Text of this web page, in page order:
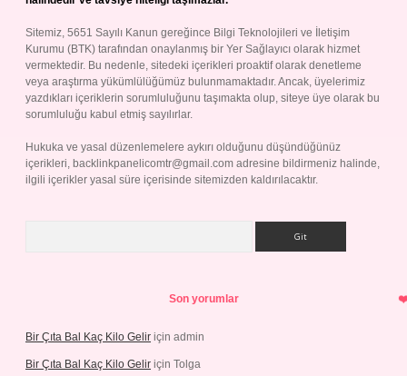
Sitemiz, 5651 Sayılı Kanun gereğince Bilgi Teknolojileri ve İletişim
Kurumu (BTK) tarafından onaylanmış bir Yer Sağlayıcı olarak hizmet
vermektedir. Bu nedenle, sitedeki içerikleri proaktif olarak denetleme
veya araştırma yükümlülüğümüz bulunmamaktadır. Ancak, üyelerimiz
yazdıkları içeriklerin sorumluluğunu taşımakta olup, siteye üye olarak bu
sorumluluğu kabul etmiş sayılırlar.
Hukuka ve yasal düzenlemelere aykırı olduğunu düşündüğünüz
içerikleri, backlinkpanelicomtr@gmail.com adresine bildirmeniz halinde,
ilgili içerikler yasal süre içerisinde sitemizden kaldırılacaktır.
Son yorumlar
Bir Çıta Bal Kaç Kilo Gelir için admin
Bir Çıta Bal Kaç Kilo Gelir için Tolga